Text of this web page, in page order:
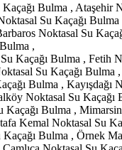
Bulma , Ataşehir
Su Kaçağı
Noktasal Su
,
Kaçağı Bulma , Fetih
Su Kaçağı Bulma ,
Bulma , Kayışdağı
Noktasal Su Kaçağı
Kaçağı Bulma ,
Kemal Noktasal Su
Bulma , Örnek